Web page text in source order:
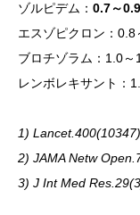
ゾルピデム： 0.7～
エスゾピクロン：0.8
ブロチゾラム：1.0～
レンボレキサント：
1)
2) JAMA Netw
3) J Int Med